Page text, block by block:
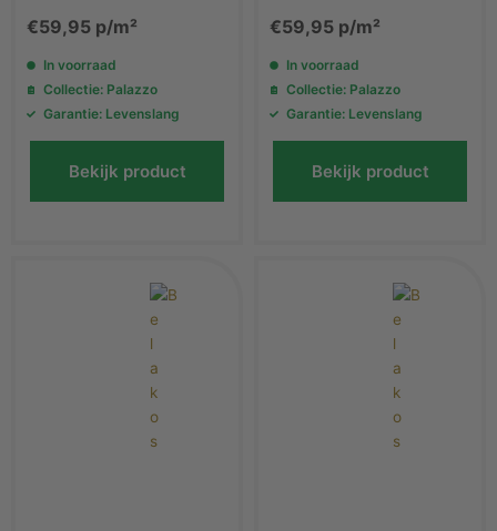
€59,95 p/m²
In voorraad
Collectie: Palazzo
Garantie: Levenslang
Bekijk product
€59,95 p/m²
In voorraad
Collectie: Palazzo
Garantie: Levenslang
Bekijk product